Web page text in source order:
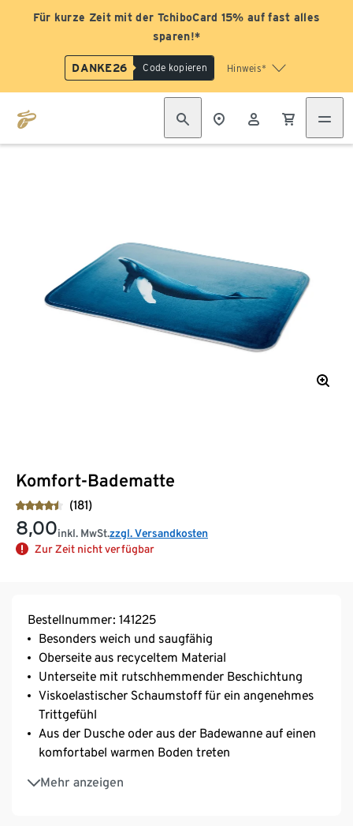
Für kurze Zeit mit der TchiboCard 15% auf fast alles
sparen!*
DANKE26 Code kopieren Hinweis*
Komfort-Badematte
(181)
8,00inkl. MwSt.zzgl. Versandkosten
Zur Zeit nicht verfügbar
Bestellnummer: 141225
Besonders weich und saugfähig
Oberseite aus recyceltem Material
Unterseite mit rutschhemmender Beschichtung
Viskoelastischer Schaumstoff für ein angenehmes
Trittgefühl
Aus der Dusche oder aus der Badewanne auf einen
komfortabel warmen Boden treten
Mehr anzeigen
Auch für Böden mit Fußbodenheizung geeignet
Maschinenwaschbar – leicht zu reinigen